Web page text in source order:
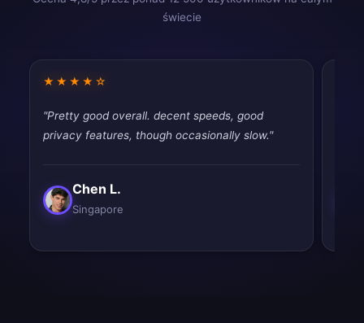
świecie
★★★★☆
"Pretty good overall. decent speeds, good
privacy features, though occasionally slow."
Chen L.
Singapore